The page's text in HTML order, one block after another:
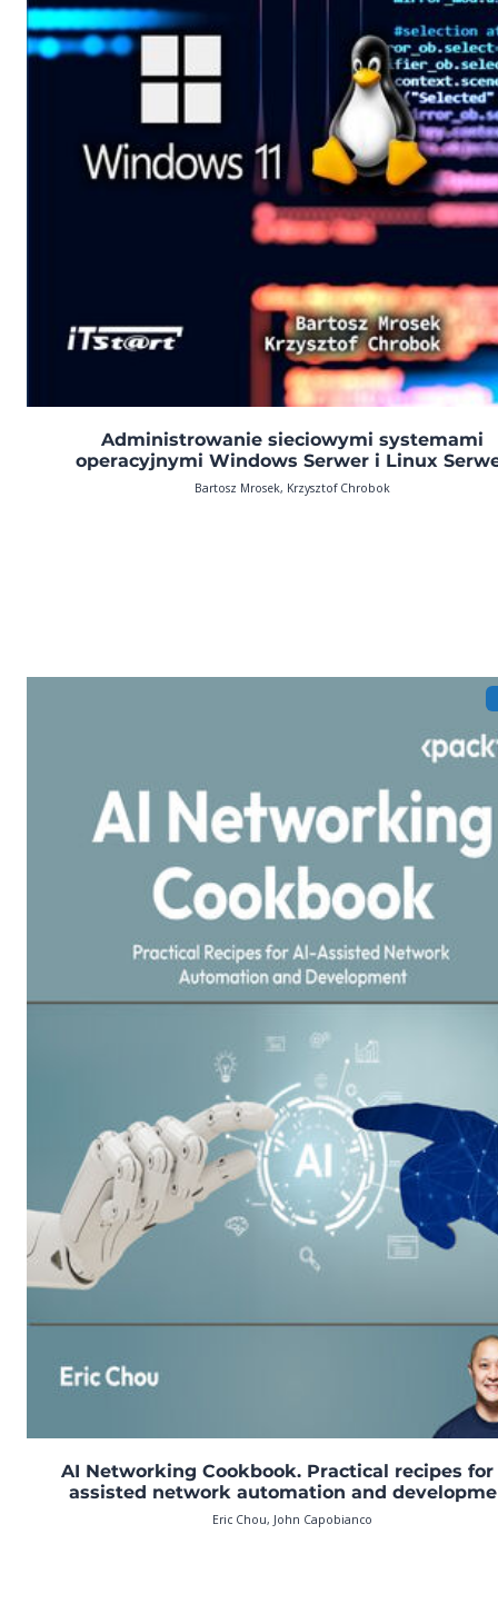
Administrowanie sieciowymi systemami
operacyjnymi Windows Serwer i Linux
Bartosz Mrosek, Krzysztof Chrobok
AI Networking Cookbook. Practical recipes for
assisted network automation and
Eric Chou, John Capobianco